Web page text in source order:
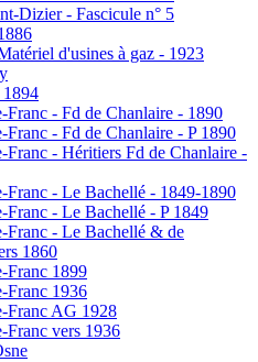
Dizier - Fascicule n° 5
d'usines à gaz - 1923
Franc - Fd de Chanlaire - 1890
Franc - Fd de Chanlaire - P 1890
Franc - Héritiers Fd de Chanlaire -
Franc - Le Bachellé - 1849-1890
Franc - Le Bachellé - P 1849
Franc - Le Bachellé & de
1860
Franc 1899
Franc 1936
Franc AG 1928
Franc vers 1936